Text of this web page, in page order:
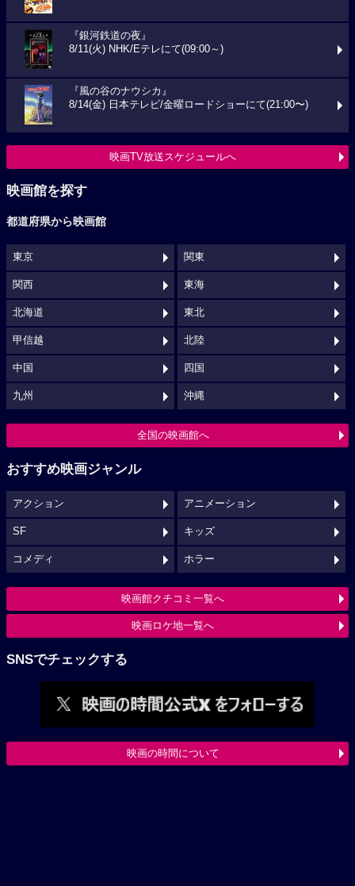
『銀河鉄道の夜』
8/11(火) NHK/Eテレにて(09:00～)
『風の谷のナウシカ』
8/14(金) 日本テレビ/金曜ロードショーにて(21:00〜)
映画TV放送スケジュールへ
映画館を探す
都道府県から映画館
東京 関東
関西 東海
北海道 東北
甲信越 北陸
中国 四国
九州 沖縄
全国の映画館へ
おすすめ映画ジャンル
アクション アニメーション
SF キッズ
コメディ ホラー
映画館クチコミ一覧へ
映画ロケ地一覧へ
SNSでチェックする
映画の時間について